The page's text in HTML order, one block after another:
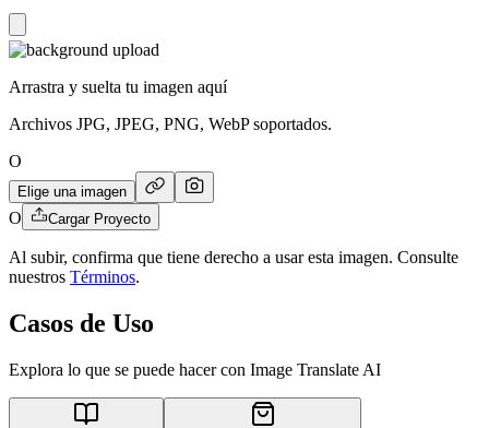
Arrastra y suelta tu imagen aquí
Archivos JPG, JPEG, PNG, WebP soportados.
O
Elige una imagen
O Cargar Proyecto
Al subir, confirma que tiene derecho a usar esta imagen. Consulte
nuestros Términos.
Casos de Uso
Explora lo que se puede hacer con Image Translate AI